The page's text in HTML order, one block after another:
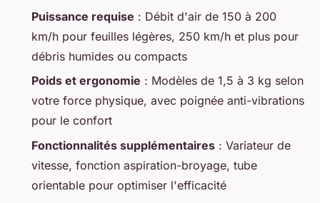
Puissance requise : Débit d'air de 150 à 200
km/h pour feuilles légères, 250 km/h et plus pour
débris humides ou compacts
Poids et ergonomie : Modèles de 1,5 à 3 kg selon
votre force physique, avec poignée anti-vibrations
pour le confort
Fonctionnalités supplémentaires : Variateur de
vitesse, fonction aspiration-broyage, tube
orientable pour optimiser l'efficacité